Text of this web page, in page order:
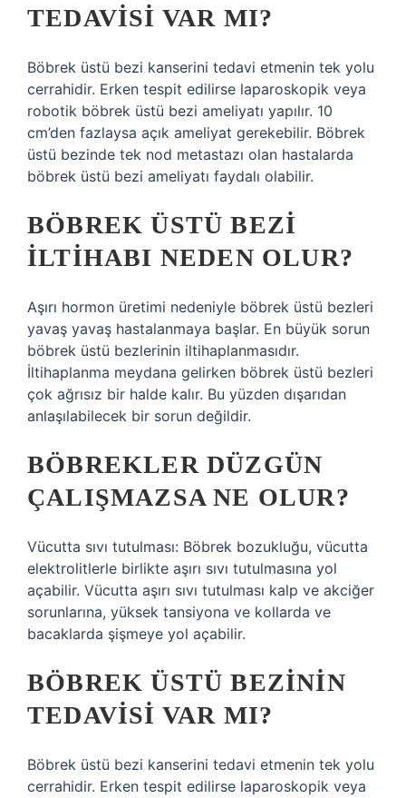
TEDAVISI VAR MI?
Böbrek üstü bezi kanserini tedavi etmenin tek yolu
cerrahidir. Erken tespit edilirse laparoskopik veya
robotik böbrek üstü bezi ameliyatı yapılır. 10
cm’den fazlaysa açık ameliyat gerekebilir. Böbrek
üstü bezinde tek nod metastazı olan hastalarda
böbrek üstü bezi ameliyatı faydalı olabilir.
BÖBREK ÜSTÜ BEZI
ILTIHABI NEDEN OLUR?
Aşırı hormon üretimi nedeniyle böbrek üstü bezleri
yavaş yavaş hastalanmaya başlar. En büyük sorun
böbrek üstü bezlerinin iltihaplanmasıdır.
İltihaplanma meydana gelirken böbrek üstü bezleri
çok ağrısız bir halde kalır. Bu yüzden dışarıdan
anlaşılabilecek bir sorun değildir.
BÖBREKLER DÜZGÜN
ÇALIŞMAZSA NE OLUR?
Vücutta sıvı tutulması: Böbrek bozukluğu, vücutta
elektrolitlerle birlikte aşırı sıvı tutulmasına yol
açabilir. Vücutta aşırı sıvı tutulması kalp ve akciğer
sorunlarına, yüksek tansiyona ve kollarda ve
bacaklarda şişmeye yol açabilir.
BÖBREK ÜSTÜ BEZININ
TEDAVISI VAR MI?
Böbrek üstü bezi kanserini tedavi etmenin tek yolu
cerrahidir. Erken tespit edilirse laparoskopik veya